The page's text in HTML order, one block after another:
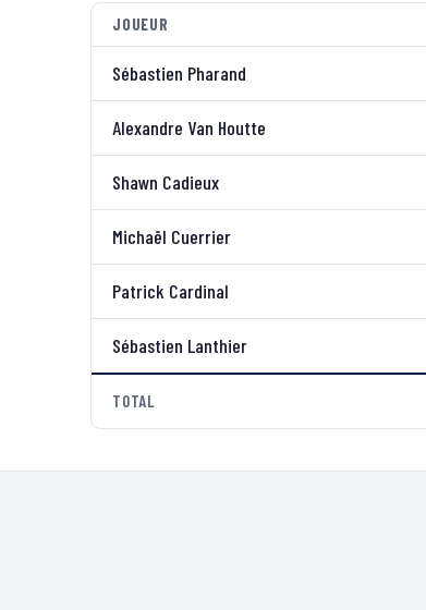
JOUEUR
Sébastien Pharand
Alexandre Van Houtte
Shawn Cadieux
Michaël Cuerrier
Patrick Cardinal
Sébastien Lanthier
TOTAL